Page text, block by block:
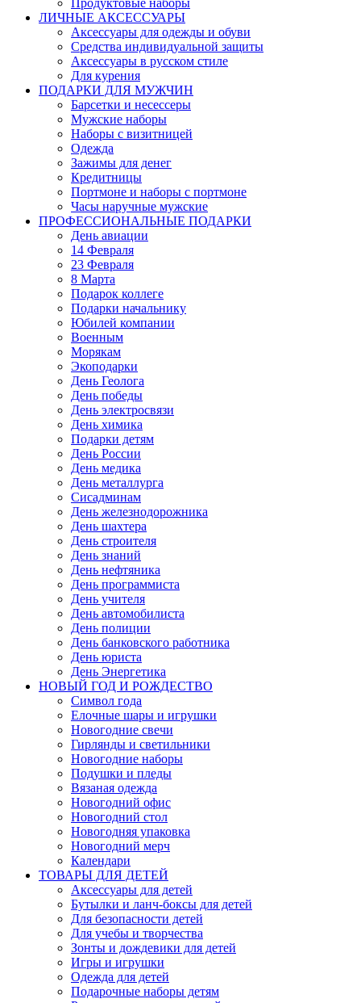
ЛИЧНЫЕ АКСЕССУАРЫ
Аксессуары для одежды и обуви
Средства индивидуальной защиты
Аксессуары в русском стиле
Для курения
ПОДАРКИ ДЛЯ МУЖЧИН
Барсетки и несессеры
Мужские наборы
Наборы с визитницей
Одежда
Зажимы для денег
Кредитницы
Портмоне и наборы с портмоне
Часы наручные мужские
ПРОФЕССИОНАЛЬНЫЕ ПОДАРКИ
День авиации
14 Февраля
23 Февраля
8 Марта
Подарок коллеге
Подарки начальнику
Юбилей компании
Военным
Морякам
Экоподарки
День Геолога
День победы
День электросвязи
День химика
Подарки детям
День России
День медика
День металлурга
Сисадминам
День железнодорожника
День шахтера
День строителя
День знаний
День нефтяника
День программиста
День учителя
День автомобилиста
День полиции
День банковского работника
День юриста
День Энергетика
НОВЫЙ ГОД И РОЖДЕСТВО
Символ года
Елочные шары и игрушки
Новогодние свечи
Гирлянды и светильники
Новогодние наборы
Подушки и пледы
Вязаная одежда
Новогодний офис
Новогодний стол
Новогодняя упаковка
Новогодний мерч
Календари
ТОВАРЫ ДЛЯ ДЕТЕЙ
Аксессуары для детей
Бутылки и ланч-боксы для детей
Для безопасности детей
Для учебы и творчества
Зонты и дождевики для детей
Игры и игрушки
Одежда для детей
Подарочные наборы детям